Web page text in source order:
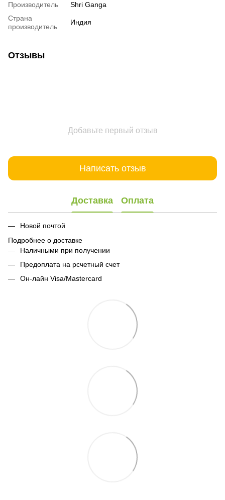
Производитель
Shri Ganga
Страна
производитель
Индия
Отзывы
Добавьте первый отзыв
Написать отзыв
Доставка Оплата
Новой почтой
Подробнее о доставке
Наличными при получении
Предоплата на рсчетный счет
Он-лайн Visa/Mastercard